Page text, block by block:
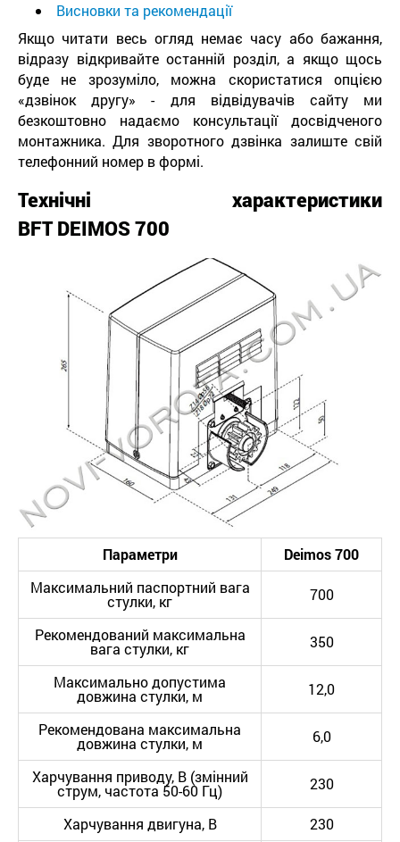
Висновки та рекомендації
Якщо читати весь огляд немає часу або бажання,
відразу відкривайте останній розділ, а якщо щось
буде не зрозуміло, можна скористатися опцією
«дзвінок другу» - для відвідувачів сайту ми
безкоштовно надаємо консультації досвідченого
монтажника. Для зворотного дзвінка залиште свій
телефонний номер в формі.
Технічні характеристики
BFT DEIMOS 700
Параметри Deimos700
Максимальний паспортний вага
стулки, кг 700
Рекомендований максимальна
вага стулки, кг 350
Максимально допустима
довжина стулки, м 12,0
Рекомендована максимальна
довжина стулки, м 6,0
Харчування приводу, В (змінний
струм, частота 50-60 Гц) 230
Харчування двигуна, В
230